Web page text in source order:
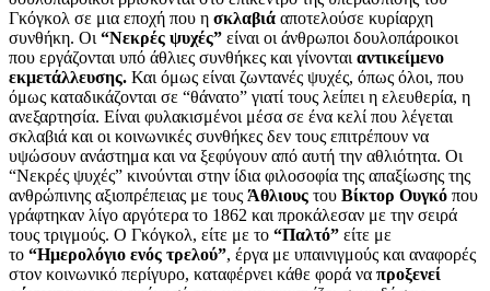
Γκόγκολ σε μια εποχή που η σκλαβιά αποτελούσε κυρίαρχη
συνθήκη. Οι “Νεκρές ψυχές” είναι οι άνθρωποι δουλοπάροικοι
που εργάζονται υπό άθλιες συνθήκες και γίνονται αντικείμενο
εκμετάλλευσης. Και όμως είναι ζωντανές ψυχές, όπως όλοι, που
όμως καταδικάζονται σε “θάνατο” γιατί τους λείπει η ελευθερία, η
ανεξαρτησία. Είναι φυλακισμένοι μέσα σε ένα κελί που λέγεται
σκλαβιά και οι κοινωνικές συνθήκες δεν τους επιτρέπουν να
υψώσουν ανάστημα και να ξεφύγουν από αυτή την αθλιότητα. Οι
“Νεκρές ψυχές” κινούνται στην ίδια φιλοσοφία της απαξίωσης της
ανθρώπινης αξιοπρέπειας με τους Άθλιους του Βίκτορ Ουγκό που
γράφτηκαν λίγο αργότερα το 1862 και προκάλεσαν με την σειρά
τους τριγμούς. Ο Γκόγκολ, είτε με το “Παλτό” είτε με
το “Ημερολόγιο ενός τρελού”, έργα με υπαινιγμούς και αναφορές
στον κοινωνικό περίγυρο, καταφέρνει κάθε φορά να προξενεί